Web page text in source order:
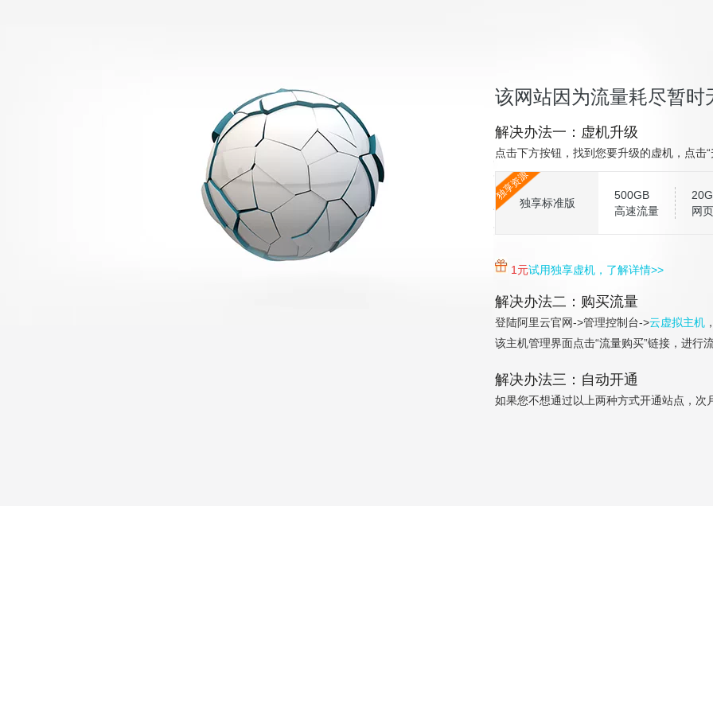
该网站因为流量耗尽暂时
解决办法一：虚机升级
点击下方按钮，找到您要升级的虚机，点击
独享资源
独享标准版
500GB
高速流量
网
1元试用独享虚机，了解详情>>
解决办法二：购买流量
登陆阿里云官网->管理控制台->云虚拟主机
该主机管理界面点击“流量购买”链接，进行
解决办法三：自动开通
如果您不想通过以上两种方式开通站点，次